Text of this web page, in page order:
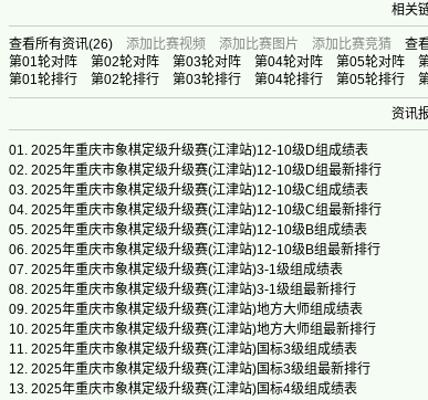
相关
查看所有资讯(26) 添加比赛视频 添加比赛图片 添加比赛竞猜 查
第01轮对阵
第02轮对阵 第03轮对阵 第04轮对阵 第05轮对阵
第01轮排行
第02轮排行 第03轮排行 第04轮排行 第05轮排行
资讯
01. 2025年重庆市象棋定级升级赛(江津站)12-10级D组成绩表
02. 2025年重庆市象棋定级升级赛(江津站)12-10级D组最新排行
03. 2025年重庆市象棋定级升级赛(江津站)12-10级C组成绩表
04. 2025年重庆市象棋定级升级赛(江津站)12-10级C组最新排行
05. 2025年重庆市象棋定级升级赛(江津站)12-10级B组成绩表
06. 2025年重庆市象棋定级升级赛(江津站)12-10级B组最新排行
07. 2025年重庆市象棋定级升级赛(江津站)3-1级组成绩表
08. 2025年重庆市象棋定级升级赛(江津站)3-1级组最新排行
09. 2025年重庆市象棋定级升级赛(江津站)地方大师组成绩表
10. 2025年重庆市象棋定级升级赛(江津站)地方大师组最新排行
11. 2025年重庆市象棋定级升级赛(江津站)国标3级组成绩表
12. 2025年重庆市象棋定级升级赛(江津站)国标3级组最新排行
13. 2025年重庆市象棋定级升级赛(江津站)国标4级组成绩表